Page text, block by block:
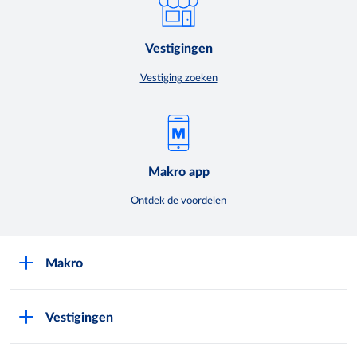
Vestigingen
Vestiging zoeken
Makro app
Ontdek de voordelen
Makro
Vestigingen